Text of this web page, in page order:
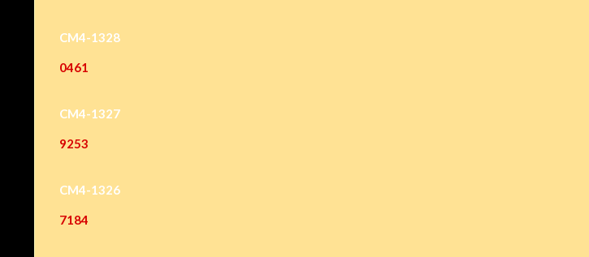
CM4-1328
0461
CM4-1327
9253
CM4-1326
7184